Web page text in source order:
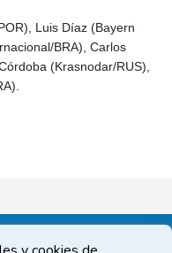
Luis Díaz (Bayern
BRA), Carlos
(Krasnodar/RUS),